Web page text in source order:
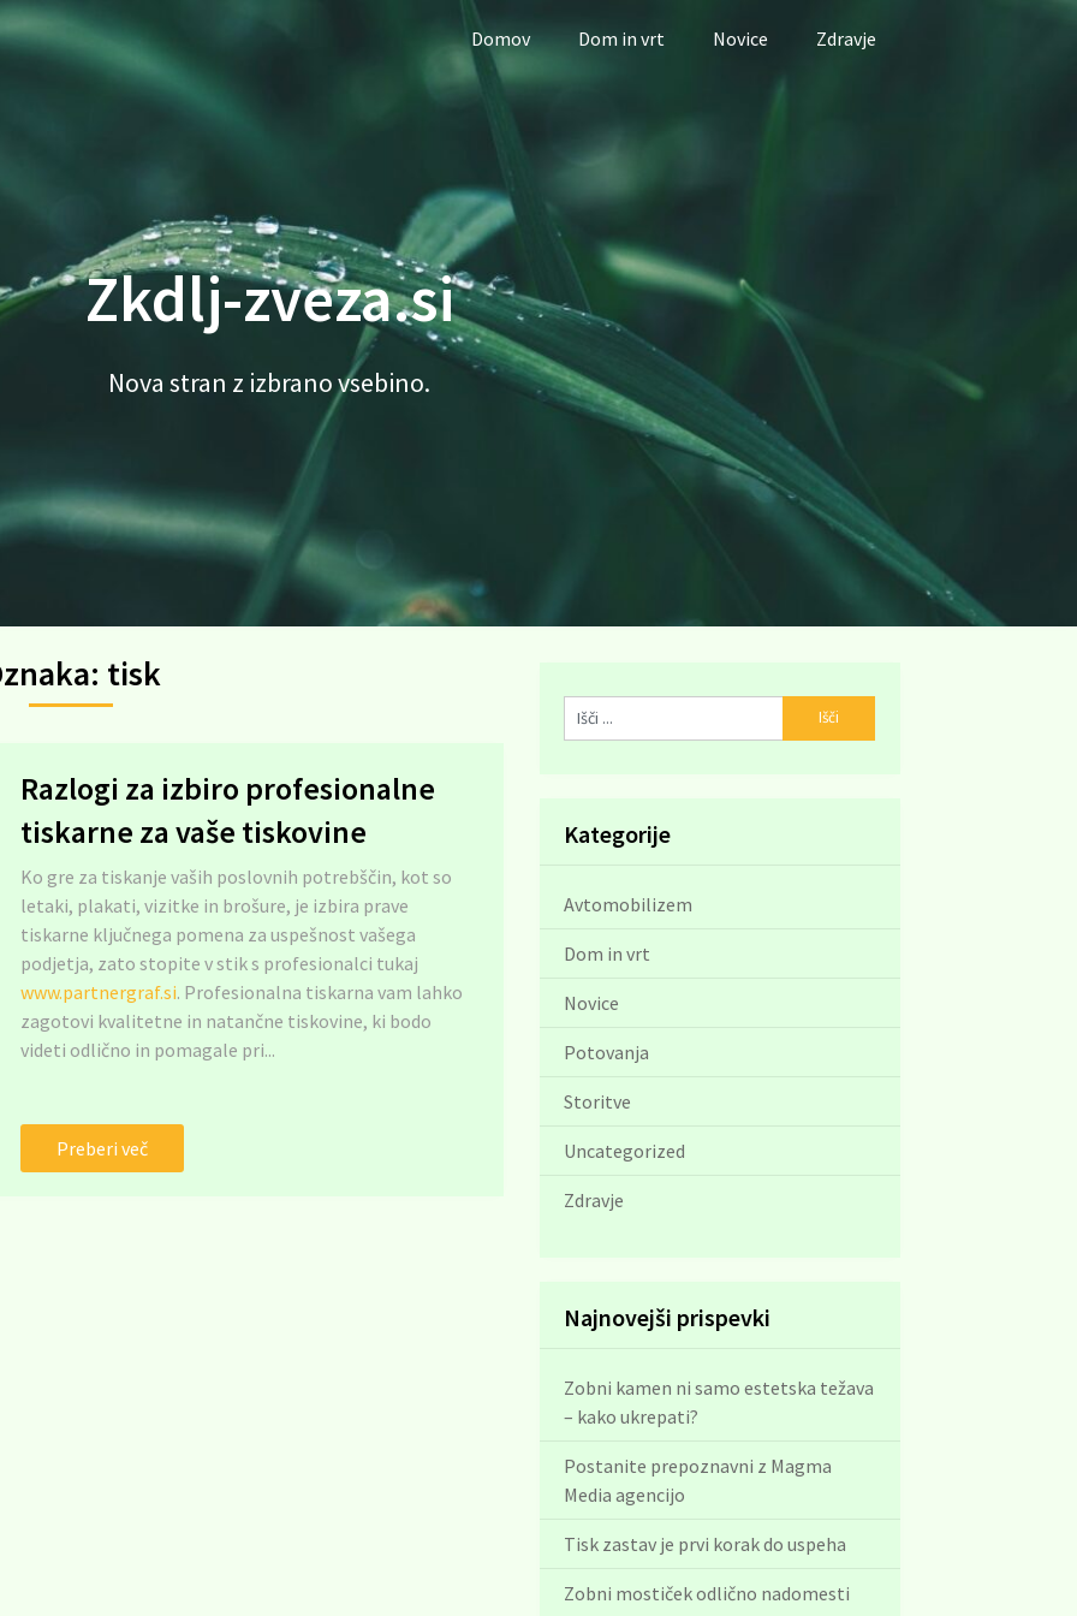
Domov Dom in vrt Novice Zdravje
Zkdlj-zveza.si
Nova stran z izbrano vsebino.
tisk
Razlogi za izbiro profesionalne
tiskarne za vaše tiskovine
Ko gre za tiskanje vaših poslovnih potrebščin, kot so
letaki, plakati, vizitke in brošure, je izbira prave
tiskarne ključnega pomena za uspešnost vašega
podjetja, zato stopite v stik s profesionalci tukaj
www.partnergraf.si. Profesionalna tiskarna vam lahko
zagotovi kvalitetne in natančne tiskovine, ki bodo
videti odlično in pomagale pri...
Preberi več
Kategorije
Avtomobilizem
Dom in vrt
Novice
Potovanja
Storitve
Uncategorized
Zdravje
Najnovejši prispevki
Zobni kamen ni samo estetska težava
– kako ukrepati?
Postanite prepoznavni z Magma
Media agencijo
Tisk zastav je prvi korak do uspeha
Zobni mostiček odlično nadomesti